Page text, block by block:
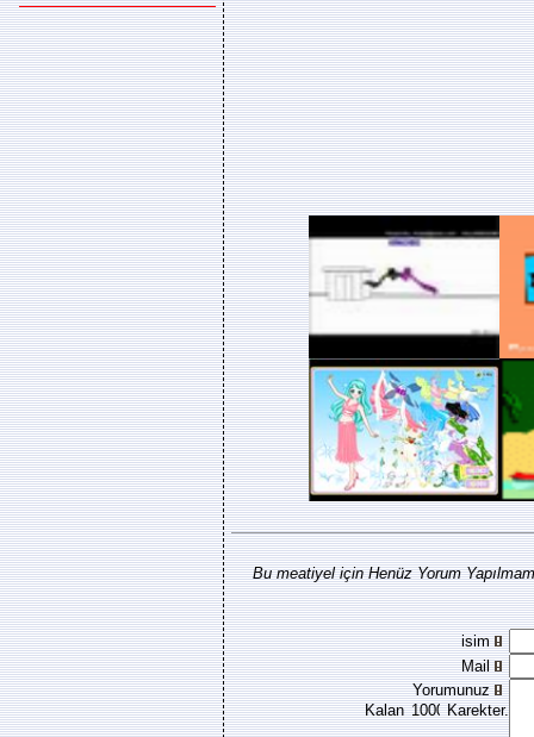
Bu meatiyel için Henüz Yorum
isim
Mail
Yorumunuz
Kalan
Karekter.